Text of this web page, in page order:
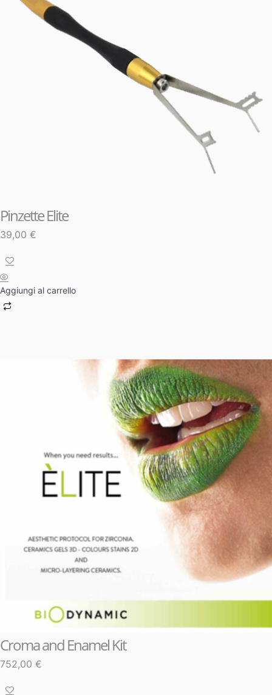
Pinzette Elite
39,00 €
Aggiungi al carrello
Croma and Enamel Kit
752,00 €